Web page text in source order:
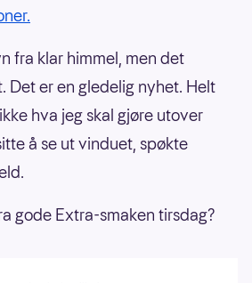
fra klar himmel, men det
Det er en gledelig nyhet. Helt
hva jeg skal gjøre utover
å se ut vinduet, spøkte
gode Extra-smaken tirsdag?